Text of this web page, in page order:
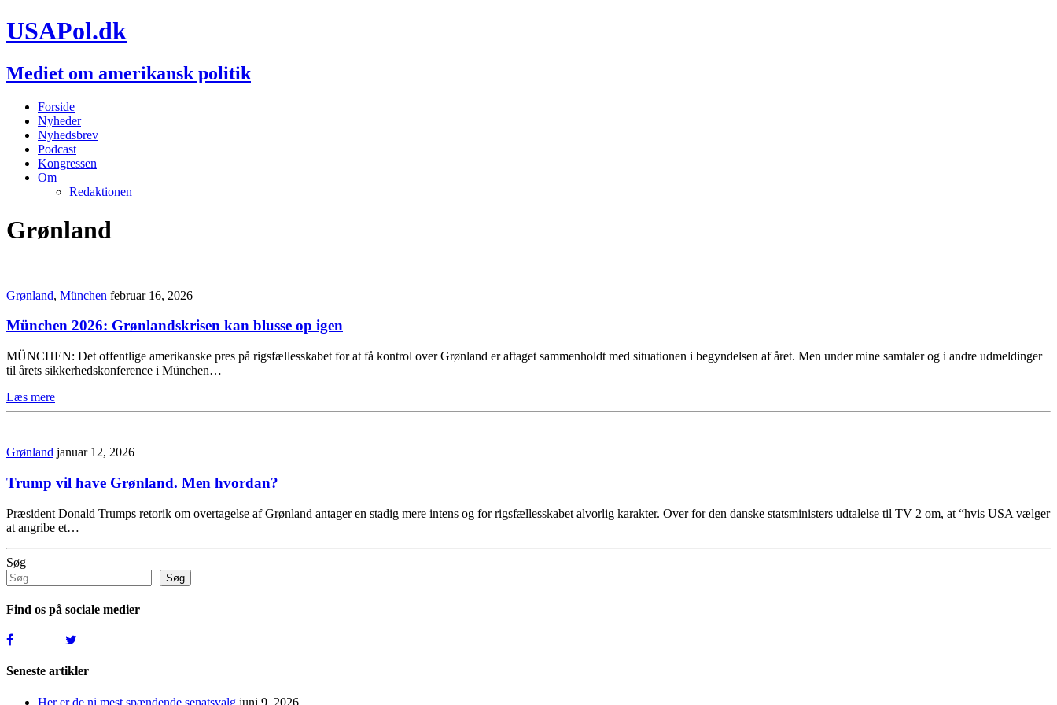
USAPol.dk
Mediet om amerikansk politik
Forside
Nyheder
Nyhedsbrev
Podcast
Kongressen
Om
Redaktionen
Grønland
Grønland, München februar 16, 2026
München 2026: Grønlandskrisen kan blusse op igen
MÜNCHEN: Det offentlige amerikanske pres på rigsfællesskabet for at få kontrol over Grønland er aftaget sammenholdt med situationen i begyndelsen af året. Men under mine samtaler og i andre udmeldinger
til årets sikkerhedskonference i München…
Læs mere
Grønland januar 12, 2026
Trump vil have Grønland. Men hvordan?
Præsident Donald Trumps retorik om overtagelse af Grønland antager en stadig mere intens og for rigsfællesskabet alvorlig karakter. Over for den danske statsministers udtalelse til TV 2 om, at “hvis USA vælger
at angribe et…
Søg
Søg
Find os på sociale medier
Seneste artikler
Her er de ni mest spændende senatsvalg juni 9, 2026